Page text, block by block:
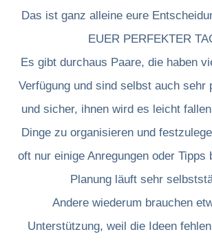
Das ist ganz alleine eure
EUER PERFEKTER
Es gibt durchaus Paare, die haben
Verfügung und sind selbst auch sehr
und sicher, ihnen wird es leicht
Dinge zu organisieren und
oft nur einige Anregungen oder Tipps
Planung läuft sehr
Andere wiederum brauchen
Unterstützung, weil die Ideen